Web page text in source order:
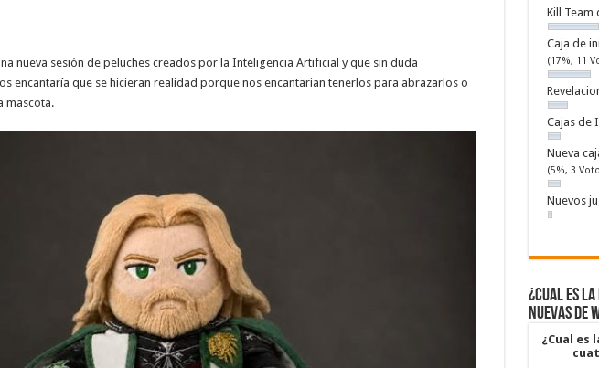
nueva sesión de peluches creados por la Inteligencia Artificial y que sin duda
encantaría que se hicieran realidad porque nos encantarian tenerlos para abrazarlos o
mascota.
Kill Team
Caja de
(17%, 11
Cajas de
Nueva
(5%, 3
Nuevos
¿Cual es
nuevas de
¿Cual es